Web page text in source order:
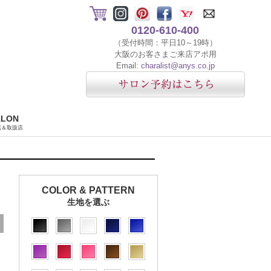
0120-610-400
（受付時間：平日10～19時）
大阪のお客さまご来店アポ用
Email: charalist@anys.co.jp
＆取扱店
COLOR & PATTERN
生地を選ぶ